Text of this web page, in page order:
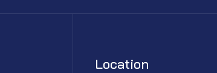
Location